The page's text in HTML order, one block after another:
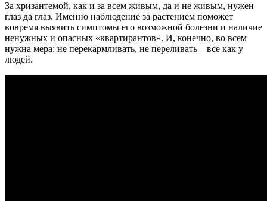
За хризантемой, как и за всем живым, да и не живым, нужен
глаз да глаз. Именно наблюдение за растением поможет
вовремя выявить симптомы его возможной болезни и наличие
ненужных и опасных «квартирантов». И, конечно, во всем
нужна мера: не перекармливать, не переливать – все как у
людей.